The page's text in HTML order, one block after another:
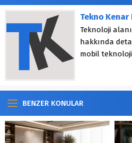
Tekno Kenar
Teknoloji
hakkında
mobil
BENZER KONULAR